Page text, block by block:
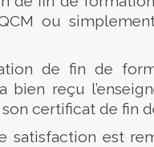
ou simplement
de fin de
bien reçu
certificat de fin
satisfaction est